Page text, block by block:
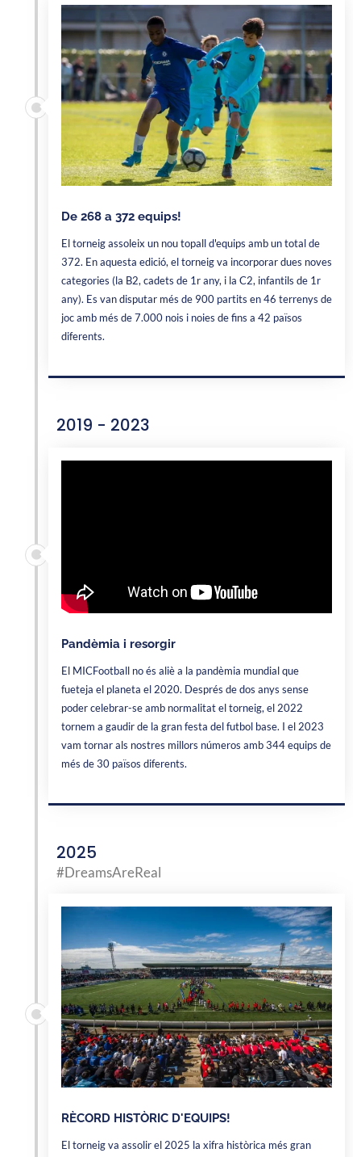
De 268 a 372 equips!
El torneig assoleix un nou topall d'equips amb un total de
372. En aquesta edició, el torneig va incorporar dues noves
categories (la B2, cadets de 1r any, i la C2, infantils de 1r
any). Es van disputar més de 900 partits en 46 terrenys de
joc amb més de 7.000 nois i noies de fins a 42 països
diferents.
2019 - 2023
Pandèmia i resorgir
El MICFootball no és aliè a la pandèmia mundial que
fueteja el planeta el 2020. Després de dos anys sense
poder celebrar-se amb normalitat el torneig, el 2022
tornem a gaudir de la gran festa del futbol base. I el 2023
vam tornar als nostres millors números amb 344 equips de
més de 30 països diferents.
2025
#DreamsAreReal
RÈCORD HISTÒRIC D'EQUIPS!
El torneig va assolir el 2025 la xifra històrica més gran